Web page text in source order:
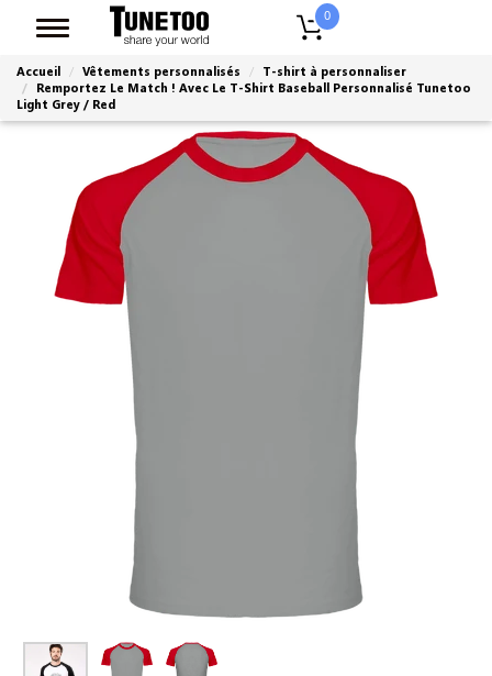
0
Accueil Vêtements personnalisés
T-shirt à personnaliser
Remportez Le Match ! Avec Le T-Shirt Baseball Personnalisé Tunetoo
Light Grey / Red